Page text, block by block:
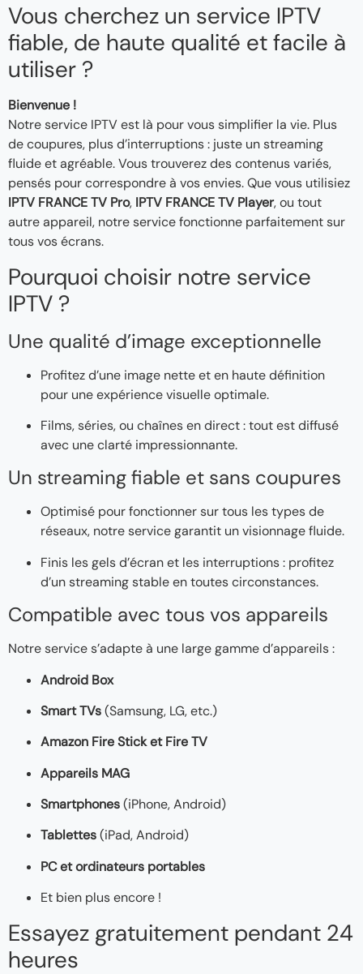
Vous cherchez un service IPTV
fiable, de haute qualité et facile à
utiliser ?
Bienvenue !
Notre service IPTV est là pour vous simplifier la vie. Plus
de coupures, plus d’interruptions : juste un streaming
fluide et agréable. Vous trouverez des contenus variés,
pensés pour correspondre à vos envies. Que vous utilisiez
IPTV FRANCE TV Pro, IPTV FRANCE TV Player, ou tout
autre appareil, notre service fonctionne parfaitement sur
tous vos écrans.
Pourquoi choisir notre service
IPTV ?
Une qualité d’image exceptionnelle
Profitez d’une image nette et en haute définition
pour une expérience visuelle optimale.
Films, séries, ou chaînes en direct : tout est diffusé
avec une clarté impressionnante.
Un streaming fiable et sans coupures
Optimisé pour fonctionner sur tous les types de
réseaux, notre service garantit un visionnage fluide.
Finis les gels d’écran et les interruptions : profitez
d’un streaming stable en toutes circonstances.
Compatible avec tous vos appareils
Notre service s’adapte à une large gamme d’appareils :
Android Box
Smart TVs(Samsung, LG, etc.)
Amazon Fire Stick et Fire TV
Appareils MAG
Smartphones(iPhone, Android)
Tablettes(iPad, Android)
PC et ordinateurs portables
Et bien plus encore !
Essayez gratuitement pendant 24
heures